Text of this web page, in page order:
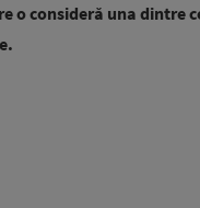
o consideră una dintre